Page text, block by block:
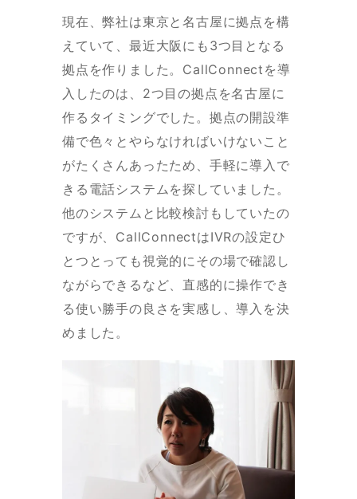
現在、弊社は東京と名古屋に拠点を構
えていて、最近大阪にも3つ目となる
拠点を作りました。CallConnectを導
入したのは、2つ目の拠点を名古屋に
作るタイミングでした。拠点の開設準
備で色々とやらなければいけないこと
がたくさんあったため、手軽に導入で
きる電話システムを探していました。
他のシステムと比較検討もしていたの
ですが、CallConnectはIVRの設定ひ
とつとっても視覚的にその場で確認し
ながらできるなど、直感的に操作でき
る使い勝手の良さを実感し、導入を決
めました。